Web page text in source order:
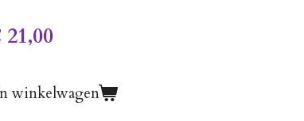
21,00
winkelwagen